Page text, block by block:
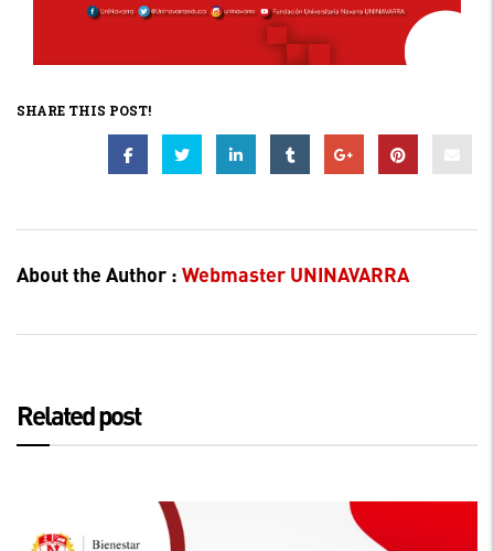
SHARE THIS POST!
About the Author : Webmaster UNINAVARRA
Related post